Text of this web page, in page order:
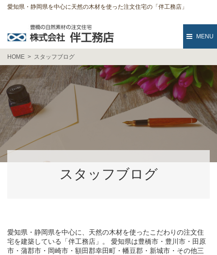
愛知県・静岡県を中心に天然の木材を使った注文住宅の「伴工務店」
MENU
HOME スタッフブログ
スタッフブログ
愛知県・静岡県を中心に、天然の木材を使ったこだわりの注文住
宅を建築している「伴工務店」。 愛知県は豊橋市・豊川市・田原
市・蒲郡市・岡崎市・額田郡幸田町・幡豆郡・新城市・その他三